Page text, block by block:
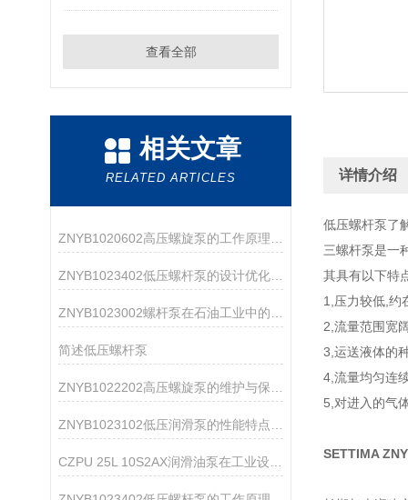
查看全部
相关文章
RELATED ARTICLES
ZNYB1023402低压螺杆泵的设计优化与改进
简述低压螺杆泵
详情介绍
低压螺杆泵了
三螺杆泵是一
其具有以下特
1,压力较低,约
2,流量范围宽
3,运送液体的
4,流量均匀连
5,对进入的气
SETTIMA